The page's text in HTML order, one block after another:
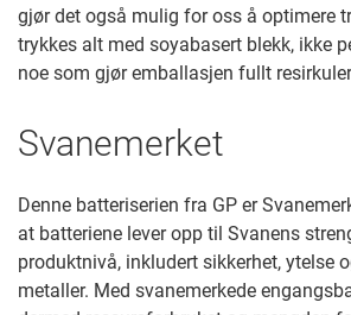
gjør det også mulig for oss å optimere
trykkes alt med soyabasert blekk, ikke
noe som gjør emballasjen fullt
Svanemerket
Denne batteriserien fra GP er
at batteriene lever opp til Svanens
produktnivå, inkludert sikkerhet, ytelse
metaller. Med svanemerkede